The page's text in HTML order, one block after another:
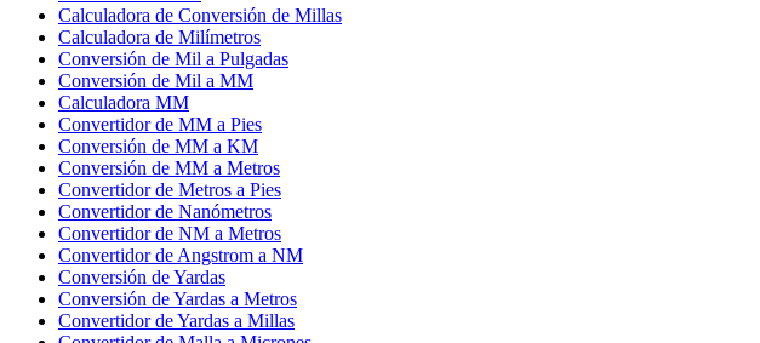
Calculadora de Conversión de Millas
Calculadora de Milímetros
Conversión de Mil a Pulgadas
Conversión de Mil a MM
Calculadora MM
Convertidor de MM a Pies
Conversión de MM a KM
Conversión de MM a Metros
Convertidor de Metros a Pies
Convertidor de Nanómetros
Convertidor de NM a Metros
Convertidor de Angstrom a NM
Conversión de Yardas
Conversión de Yardas a Metros
Convertidor de Yardas a Millas